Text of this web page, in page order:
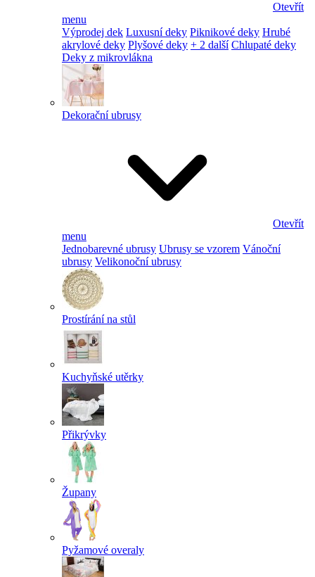
Otevřít
menu
Výprodej dek Luxusní deky Piknikové deky Hrubé
akrylové deky Plyšové deky + 2 další Chlupaté deky
Deky z mikrovlákna
Dekorační ubrusy
Otevřít
menu
Jednobarevné ubrusy Ubrusy se vzorem Vánoční
ubrusy Velikonoční ubrusy
Prostírání na stůl
Kuchyňské utěrky
Přikrývky
Župany
Pyžamové overaly